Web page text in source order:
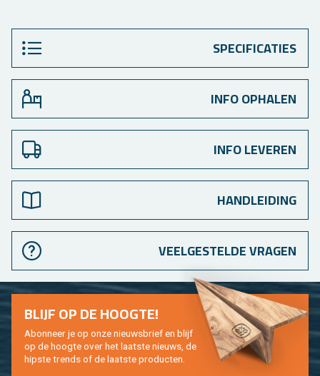
SPECIFICATIES
INFO OPHALEN
INFO LEVEREN
HANDLEIDING
VEELGESTELDE VRAGEN
BLIJF OP DE HOOG­TE!
Abon­neer je op onze nieuws­brief en blijf
op de hoog­te over het laat­ste nieuws, de
hip­s­te trends of de laat­ste pro­duc­ten.